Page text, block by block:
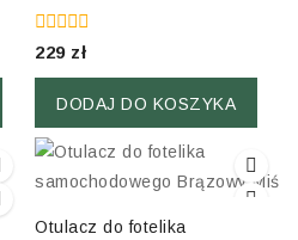
Gąska
0
of
229 zł
DODAJ DO KOSZYKA
Otulacz do fotelika